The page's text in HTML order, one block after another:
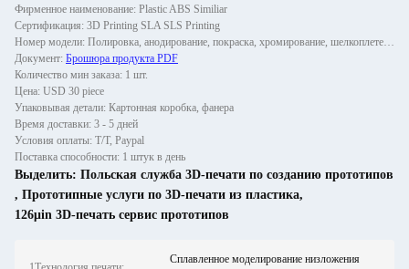
Фирменное наименование: Plastic ABS Similiar
Сертификация: 3D Printing SLA SLS Printing
Номер модели: Полировка, анодирование, покраска, хромирование, шелкоплетение
Документ: Брошюра продукта PDF
Количество мин заказа: 1 шт.
Цена: USD 30 piece
Упаковывая детали: Картонная коробка, фанера
Время доставки: 3 - 5 дней
Условия оплаты: T/T, Paypal
Поставка способности: 1 штук в день
Выделить: Польская служба 3D-печати по созданию прототипов
, Прототипные услуги по 3D-печати из пластика,
126μin 3D-печать сервис прототипов
Сплавленное моделирование низложения